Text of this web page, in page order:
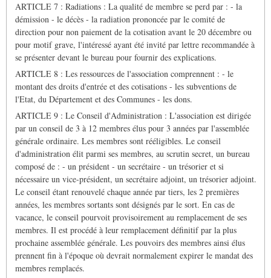
ARTICLE 7 : Radiations : La qualité de membre se perd par : - la
démission - le décès - la radiation prononcée par le comité de
direction pour non paiement de la cotisation avant le 20 décembre ou
pour motif grave, l'intéressé ayant été invité par lettre recommandée à
se présenter devant le bureau pour fournir des explications.
ARTICLE 8 : Les ressources de l'association comprennent : - le
montant des droits d'entrée et des cotisations - les subventions de
l'Etat, du Département et des Communes - les dons.
ARTICLE 9 : Le Conseil d'Administration : L'association est dirigée
par un conseil de 3 à 12 membres élus pour 3 années par l'assemblée
générale ordinaire. Les membres sont rééligibles. Le conseil
d'administration élit parmi ses membres, au scrutin secret, un bureau
composé de : - un président - un secrétaire - un trésorier et si
nécessaire un vice-président, un secrétaire adjoint, un trésorier adjoint.
Le conseil étant renouvelé chaque année par tiers, les 2 premières
années, les membres sortants sont désignés par le sort. En cas de
vacance, le conseil pourvoit provisoirement au remplacement de ses
membres. Il est procédé à leur remplacement définitif par la plus
prochaine assemblée générale. Les pouvoirs des membres ainsi élus
prennent fin à l'époque où devrait normalement expirer le mandat des
membres remplacés.